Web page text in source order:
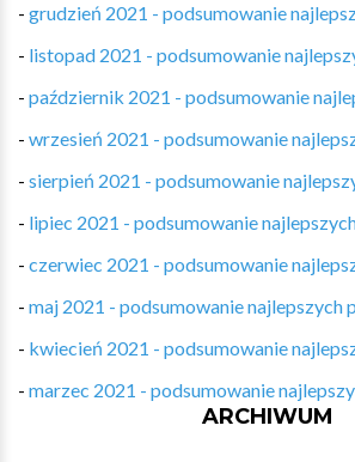
- grudzień 2021 - podsumowanie
- listopad 2021 - podsumowanie
- październik 2021 - podsumowanie
- wrzesień 2021 - podsumowanie
- sierpień 2021 - podsumowanie
- lipiec 2021 - podsumowanie
- czerwiec 2021 - podsumowanie
- maj 2021 - podsumowanie najlepszych
- kwiecień 2021 - podsumowanie
- marzec 2021 - podsumowanie
ARCHIWUM